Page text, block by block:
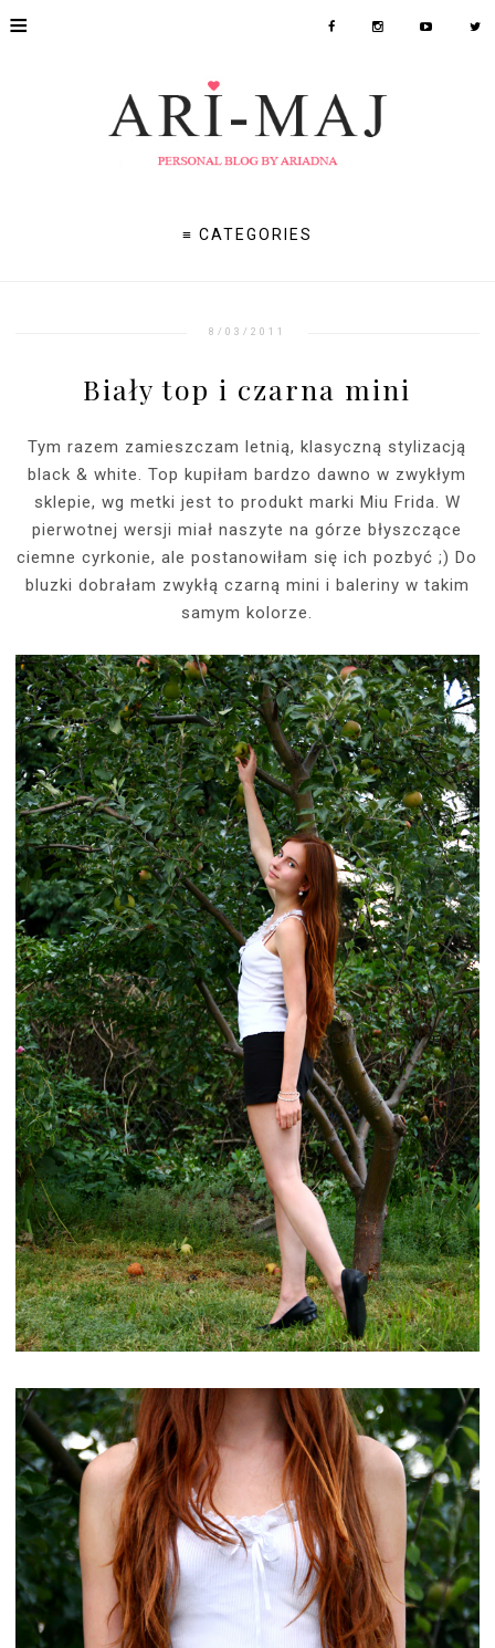
≡
≡ CATEGORIES
8/03/2011
Biały top i czarna mini
Tym razem zamieszczam letnią, klasyczną stylizacją
black & white. Top kupiłam bardzo dawno w zwykłym
sklepie, wg metki jest to produkt marki Miu Frida. W
pierwotnej wersji miał naszyte na górze błyszczące
ciemne cyrkonie, ale postanowiłam się ich pozbyć ;) Do
bluzki dobrałam zwykłą czarną mini i baleriny w takim
samym kolorze.